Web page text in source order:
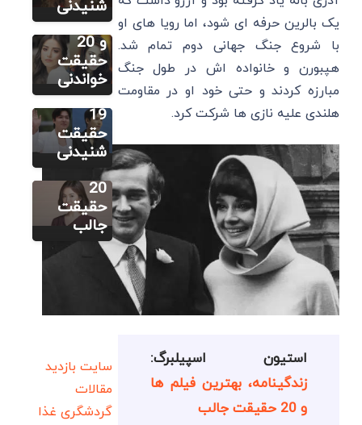
یک بالرین حرفه ‌ای شود، اما رویا های او
با شروع جنگ جهانی دوم تمام شد.
هپبورن و خانواده ‌اش در طول جنگ
مبارزه کردند و حتی خود او در مقاومت
هلندی علیه نازی‌ ها شرکت کرد.
استیون اسپیلبرگ:
زندگینامه، بهترین فیلم ها
و 20 حقیقت جالب
شنیدنی
بهترین
آهنگ ها
و 20
حقیقت
خواندنی
سایر
لی مینهو:
زندگینامه،
بهترین
فیلم ها و
19
حقیقت
شنیدنی
سایر
سونگ هه
کیو:
زندگینامه،
بهترین
فیلم ها و
20
حقیقت
جالب
سایت بازدید
مقالات
گردشگری غذا